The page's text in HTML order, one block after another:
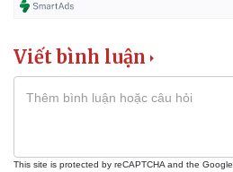
Viết bình luận
This site is protected by reCAPTCHA and the Google